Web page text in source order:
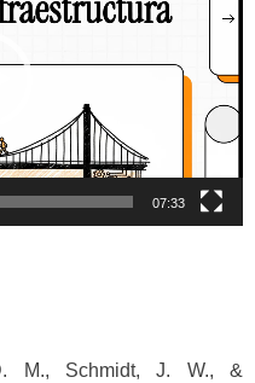
07:33
M., Schmidt, J. W., &